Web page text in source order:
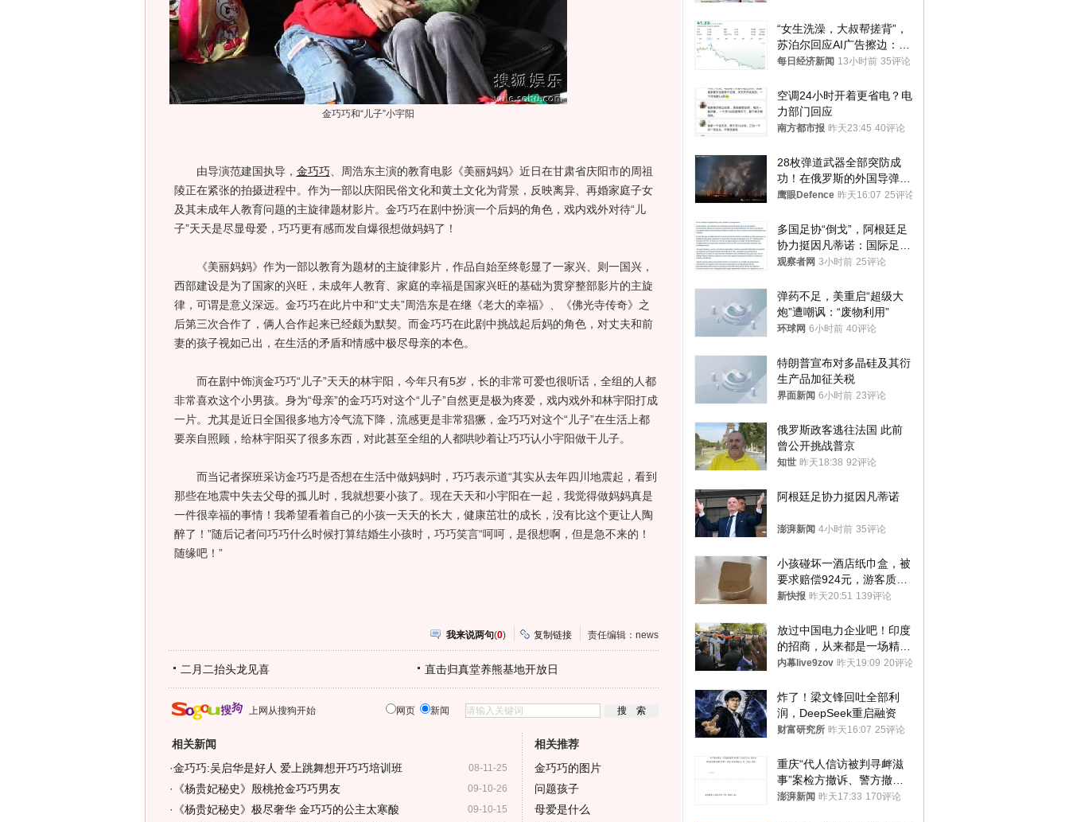
金巧巧和“儿子”小宇阳
由导演范建国执导， 金巧巧、周浩东主演的教育电影《美丽妈妈》近日在甘肃省庆阳市的周祖
陵正在紧张的拍摄进程中。作为一部以庆阳民俗文化和黄土文化为背景，反映离异、再婚家庭子女
及其未成年人教育问题的主旋律题材影片。金巧巧在剧中扮演一个后妈的角色，戏内戏外对待“儿
子”天天是尽显母爱，巧巧更有感而发自爆很想做妈妈了！
《美丽妈妈》作为一部以教育为题材的主旋律影片，作品自始至终彰显了一家兴、则一国兴，
西部建设是为了国家的兴旺，未成年人教育、家庭的幸福是国家兴旺的基础为贯穿整部影片的主旋
律，可谓是意义深远。金巧巧在此片中和“丈夫”周浩东是在继《老大的幸福》、《佛光寺传奇》之
后第三次合作了，俩人合作起来已经颇为默契。而金巧巧在此剧中挑战起后妈的角色，对丈夫和前
妻的孩子视如己出，在生活的矛盾和情感中极尽母亲的本色。
而在剧中饰演金巧巧“儿子”天天的林宇阳，今年只有5岁，长的非常可爱也很听话，全组的人都
非常喜欢这个小男孩。身为“母亲”的金巧巧对这个“儿子”自然更是极为疼爱，戏内戏外和林宇阳打成
一片。尤其是近日全国很多地方冷气流下降，流感更是非常猖獗，金巧巧对这个“儿子”在生活上都
要亲自照顾，给林宇阳买了很多东西，对此甚至全组的人都哄吵着让巧巧认小宇阳做干儿子。
而当记者探班采访金巧巧是否想在生活中做妈妈时，巧巧表示道“其实从去年四川地震起，看到
那些在地震中失去父母的孤儿时，我就想要小孩了。现在天天和小宇阳在一起，我觉得做妈妈真是
一件很幸福的事情！我希望看着自己的小孩一天天的长大，健康茁壮的成长，没有比这个更让人陶
醉了！”随后记者问巧巧什么时候打算结婚生小孩时，巧巧笑言“呵呵，是很想啊，但是急不来的！
随缘吧！”
我来说两句(0) 复制链接 责任编辑：news
二月二抬头龙见喜 直击归真堂养熊基地开放日
上网从搜狗开始 网页 新闻
相关新闻
08-11-25
·金巧巧:吴启华是好人 爱上跳舞想开巧巧培训班
09-10-26
· 《杨贵妃秘史》殷桃抢金巧巧男友
09-10-15
· 《杨贵妃秘史》极尽奢华 金巧巧的公主太寒酸
相关推荐
金巧巧的图片
问题孩子
母爱是什么
“女生洗澡，大叔帮搓背”，
苏泊尔回应AI广告擦边：视
频全下架，已强化内容管理
每日经济新闻 13小时前 35评论
空调24小时开着更省电？电
力部门回应
南方都市报 昨天23:45 40评论
28枚弹道武器全部突防成
功！在俄罗斯的外国导弹发
射车都是合法打击目标
鹰眼Defence 昨天16:07 25评论
多国足协“倒戈”，阿根廷足
协力挺因凡蒂诺：国际足联
今后应继续在其领导下前行
观察者网 3小时前 25评论
弹药不足，美重启“超级大
炮”遭嘲讽：“废物利用”
环球网 6小时前 40评论
特朗普宣布对多晶硅及其衍
生产品加征关税
界面新闻 6小时前 23评论
俄罗斯政客逃往法国 此前
曾公开挑战普京
知世 昨天18:38 92评论
阿根廷足协力挺因凡蒂诺
澎湃新闻 4小时前 35评论
小孩碰坏一酒店纸巾盒，被
要求赔偿924元，游客质疑
酒店房客物品超高标价，市
新快报 昨天20:51 139评论
放过中国电力企业吧！印度
的招商，从来都是一场精准
收割
内幕live9zov 昨天19:09 20评论
炸了！梁文锋回吐全部利
润，DeepSeek重启融资
财富研究所 昨天16:07 25评论
重庆“代人信访被判寻衅滋
事”案检方撤诉、警方撤
案，两被告人获国赔
澎湃新闻 昨天17:33 170评论